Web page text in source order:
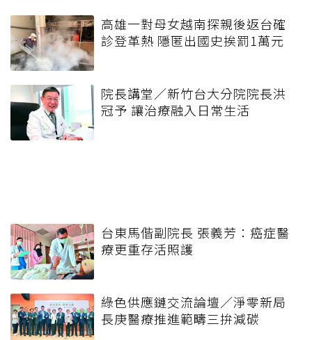
高雄一對母女越南探親後返台確
診登革熱 隱匿出國史挨罰1萬元
院長講堂／新竹台大分院院長洪
冠予 讓治療融入日常生活
台東馬偕副院長 張義芳：癌症醫
療更重存活照護
綠色供應鏈交流論壇／淨零新局
長庚醫療推進範疇三拚減碳